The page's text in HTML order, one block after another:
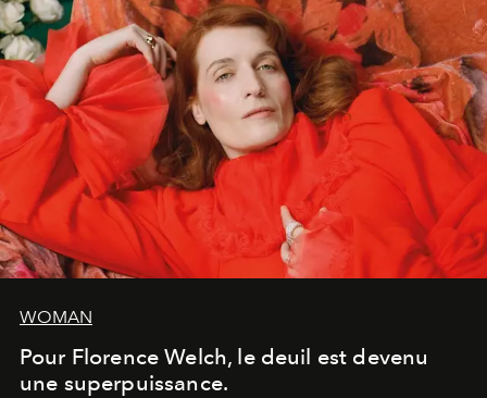
WOMAN
Pour Florence Welch, le deuil est devenu
une superpuissance.